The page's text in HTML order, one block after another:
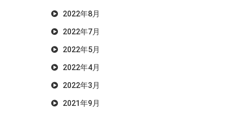
2022年8月
2022年7月
2022年5月
2022年4月
2022年3月
2021年9月